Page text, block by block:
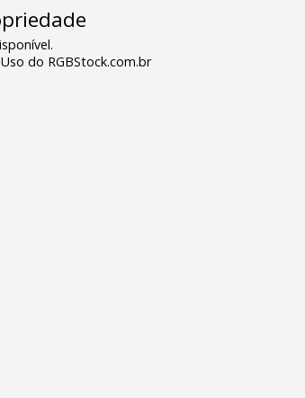
do RGBStock.com.br